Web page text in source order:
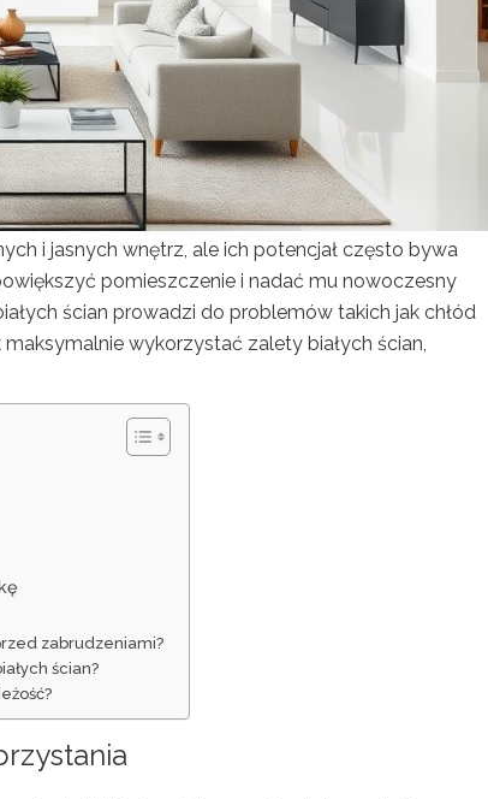
i jasnych wnętrz, ale ich potencjał często bywa
pomieszczenie i nadać mu nowoczesny
ścian prowadzi do problemów takich jak chłód
wykorzystać zalety białych ścian,
zabrudzeniami?
ścian?